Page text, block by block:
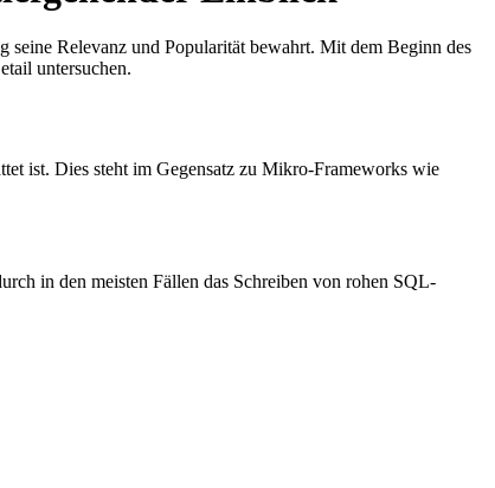
seine Relevanz und Popularität bewahrt. Mit dem Beginn des
untersuchen.
ist. Dies steht im Gegensatz zu Mikro-Frameworks wie
in den meisten Fällen das Schreiben von rohen SQL-